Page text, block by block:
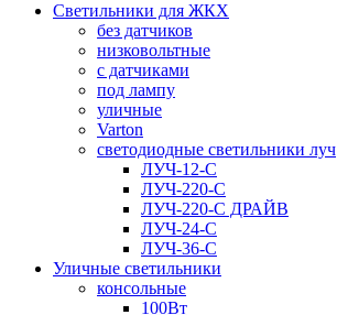
Светильники для ЖКХ
без датчиков
низковольтные
с датчиками
под лампу
уличные
Varton
светодиодные светильники луч
ЛУЧ-12-С
ЛУЧ-220-С
ЛУЧ-220-С ДРАЙВ
ЛУЧ-24-С
ЛУЧ-36-С
Уличные светильники
консольные
100Вт